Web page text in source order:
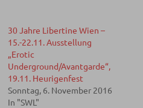
30 Jahre Libertine Wien –
15.-22.11. Ausstellung
„Erotic
Underground/Avantgarde“,
19.11. Heurigenfest
Sonntag, 6. November 2016
In "SWL"